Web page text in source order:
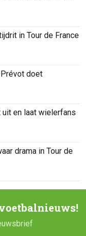
in Tour de France
doet
uit en laat wielerfans
drama in Tour de